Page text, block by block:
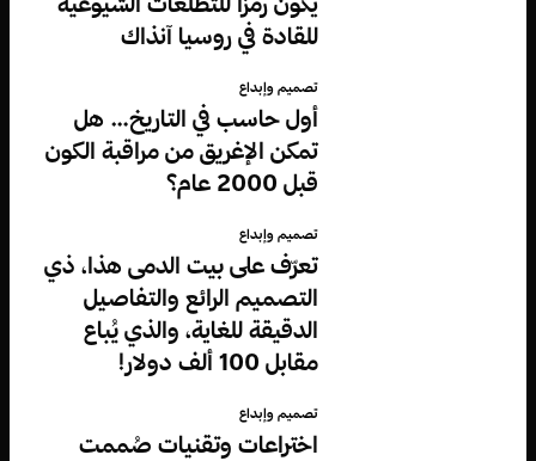
للقادة في روسيا آنذاك
تصميم وإبداع
أول حاسب في التاريخ… هل
تمكن الإغريق من مراقبة الكون
قبل 2000 عام؟
تصميم وإبداع
تعرّف على بيت الدمى هذا، ذي
التصميم الرائع والتفاصيل
الدقيقة للغاية، والذي يُباع
مقابل 100 ألف دولار!
تصميم وإبداع
اختراعات وتقنيات صُممت